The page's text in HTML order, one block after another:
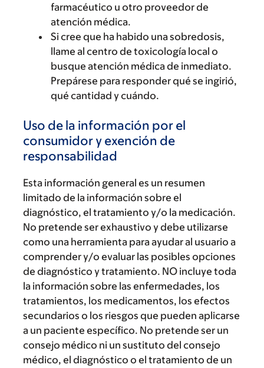
farmacéutico u otro proveedor de
atención médica.
Si cree que ha habido una sobredosis,
llame al centro de toxicología local o
busque atención médica de inmediato.
Prepárese para responder qué se ingirió,
qué cantidad y cuándo.
Uso de la información por el
consumidor y exención de
responsabilidad
Esta información general es un resumen
limitado de la información sobre el
diagnóstico, el tratamiento y/o la medicación.
No pretende ser exhaustivo y debe utilizarse
como una herramienta para ayudar al usuario a
comprender y/o evaluar las posibles opciones
de diagnóstico y tratamiento. NO incluye toda
la información sobre las enfermedades, los
tratamientos, los medicamentos, los efectos
secundarios o los riesgos que pueden aplicarse
a un paciente específico. No pretende ser un
consejo médico ni un sustituto del consejo
médico, el diagnóstico o el tratamiento de un